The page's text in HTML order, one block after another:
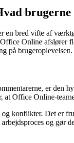
brugerne
bred vifte af
Online
på brugeroplevelsen.
er den
Office Online-
konflikter. Det er
og gør